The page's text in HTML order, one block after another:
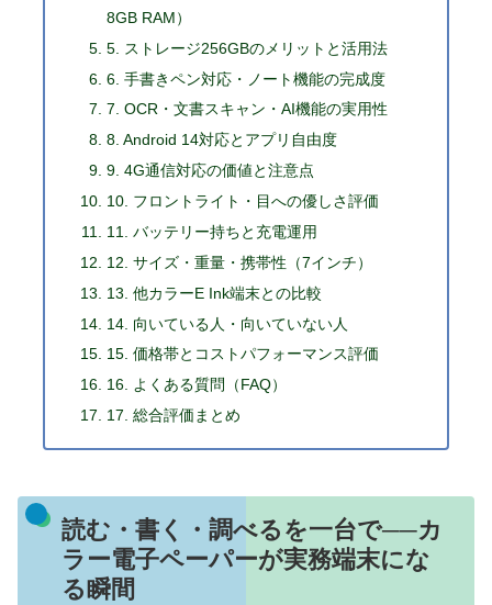
8GB RAM）
5. ストレージ256GBのメリットと活用法
6. 手書きペン対応・ノート機能の完成度
7. OCR・文書スキャン・AI機能の実用性
8. Android 14対応とアプリ自由度
9. 4G通信対応の価値と注意点
10. フロントライト・目への優しさ評価
11. バッテリー持ちと充電運用
12. サイズ・重量・携帯性（7インチ）
13. 他カラーE Ink端末との比較
14. 向いている人・向いていない人
15. 価格帯とコストパフォーマンス評価
16. よくある質問（FAQ）
17. 総合評価まとめ
読む・書く・調べるを一台で──カ
ラー電子ペーパーが実務端末にな
る瞬間